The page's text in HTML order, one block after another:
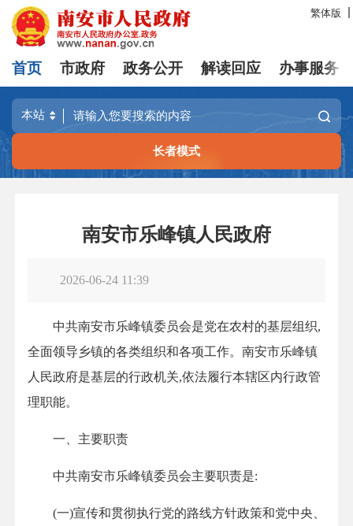
繁体版
首页 市政府 政务公开 解读回应 办事服务
长者模式
南安市乐峰镇人民政府
2026-06-24 11:39
中共南安市乐峰镇委员会是党在农村的基层组织,
全面领导乡镇的各类组织和各项工作。南安市乐峰镇
人民政府是基层的行政机关,依法履行本辖区内行政管
理职能。
一、主要职责
中共南安市乐峰镇委员会主要职责是:
(一)宣传和贯彻执行党的路线方针政策和党中央、